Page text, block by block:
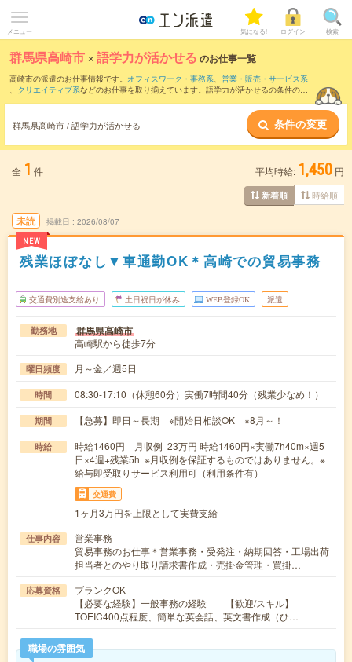
メニュー 気になる! ログイン 検索
群馬県高崎市 ×語学力が活かせる のお仕事一覧
高崎市の派遣のお仕事情報です。 オフィスワーク・事務系、 営業・販売・サービス系
、 クリエイティブ系などのお仕事を取り揃えています。語学力が活かせるの条件の他
群馬県高崎市 / 語学力が活かせる 条件の変更
全 1 件 平均時給: 1,450 円
新着順 時給順
未読
NEW
掲載日 2026/08/07
残業ほぼなし▼車通勤OK＊高崎での貿易事務
交通費別途支給あり 土日祝日が休み WEB登録OK 派遣
勤務地 群馬県高崎市
高崎駅から徒歩7分
曜日頻度 月～金／週5日
時間 08:30-17:10（休憩60分）実働7時間40分（残業少なめ！）
期間 【急募】即日～長期 ※開始日相談OK ※8月～！
時給
時給1460円 月収例 23万円 時給1460円×実働7h40m×週5
日×4週+残業5h ※月収例を保証するものではありません。※
給与即受取りサービス利用可（利用条件有）
交通費
1ヶ月3万円を上限として実費支給
仕事内容
営業事務
貿易事務のお仕事＊営業事務・受発注・納期回答・工場出荷
担当者とのやり取り請求書作成・売掛金管理・買掛…
応募資格
ブランクOK
【必要な経験】一般事務の経験 【歓迎/スキル】
TOEIC400点程度、簡単な英会話、英文書作成（ひ…
職場の雰囲気